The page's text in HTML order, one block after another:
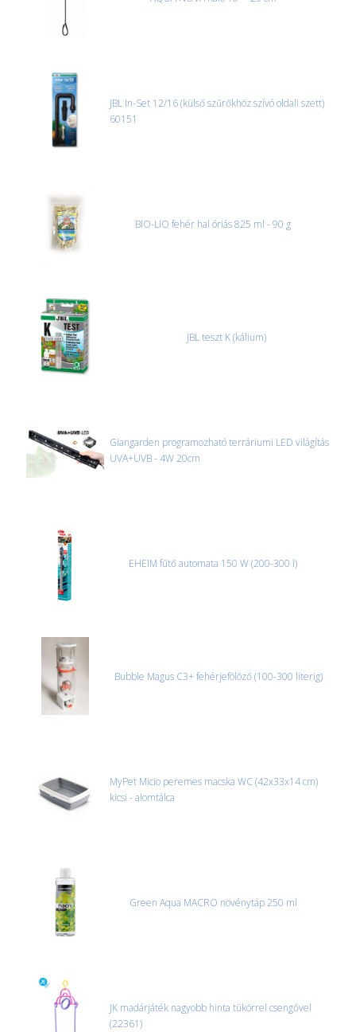
JBL In-Set 12/16 (külső szűrőkhöz szívó oldali szett)
60151
BIO-LIO fehér hal óriás 825 ml - 90 g
JBL teszt K (kálium)
Giangarden programozható terráriumi LED világítás
UVA+UVB - 4W 20cm
EHEIM fűtő automata 150 W (200-300 l)
Bubble Magus C3+ fehérjefölöző (100-300 literig)
MyPet Micio peremes macska WC (42x33x14 cm)
kicsi - alomtálca
Green Aqua MACRO növénytáp 250 ml
JK madárjáték nagyobb hinta tükörrel csengővel
(22361)